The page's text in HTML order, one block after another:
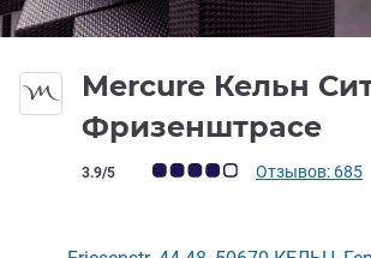
Mercure Кельн
Фризенштрасе
Примечание: отзывы клиентов (Рейтинг
3.9/5 Отзывов: 685